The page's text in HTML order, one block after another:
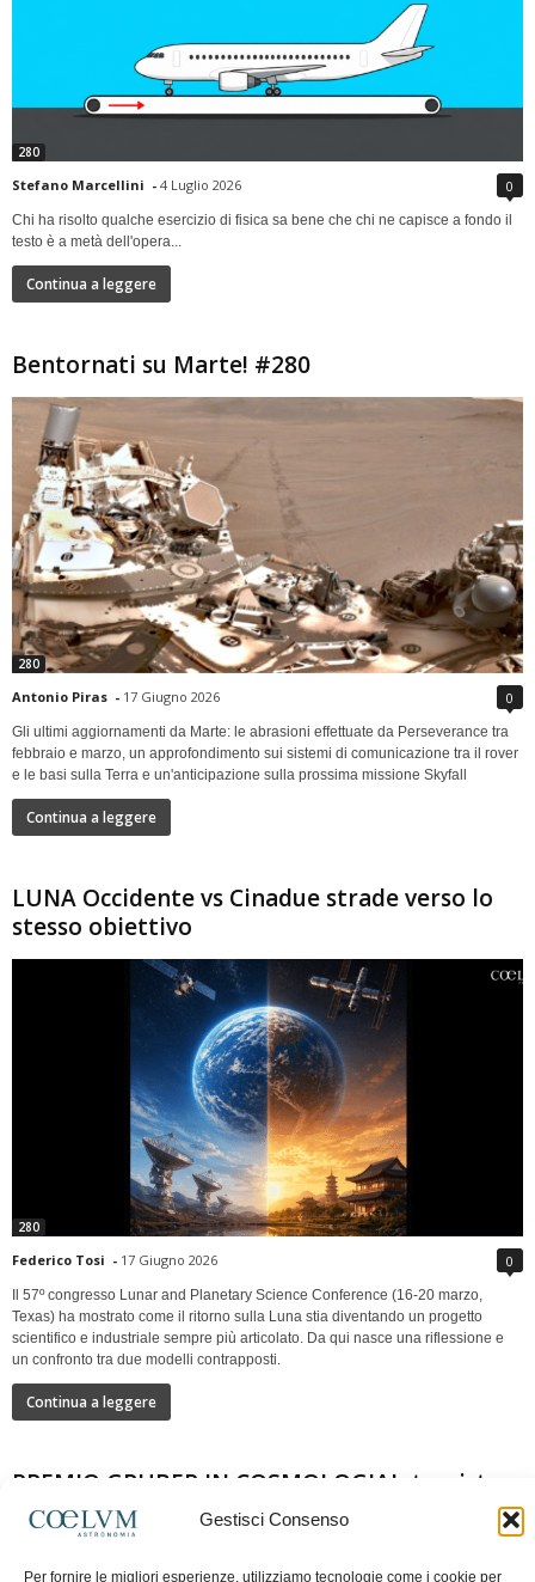
Gestisci Consenso
Per fornire le migliori esperienze, utilizziamo tecnologie come i cookie per
280
Stefano Marcellini - 4 Luglio 2026 0
Chi ha risolto qualche esercizio di fisica sa bene che chi ne capisce a fondo il
testo è a metà dell'opera...
Continua a leggere
Bentornati su Marte! #280
280
Antonio Piras - 17 Giugno 2026 0
Gli ultimi aggiornamenti da Marte: le abrasioni effettuate da Perseverance tra
febbraio e marzo, un approfondimento sui sistemi di comunicazione tra il rover
e le basi sulla Terra e un'anticipazione sulla prossima missione Skyfall
Continua a leggere
LUNA Occidente vs Cinadue strade verso lo
stesso obiettivo
280
Federico Tosi - 17 Giugno 2026 0
Il 57º congresso Lunar and Planetary Science Conference (16-20 marzo,
Texas) ha mostrato come il ritorno sulla Luna stia diventando un progetto
scientifico e industriale sempre più articolato. Da qui nasce una riflessione e
un confronto tra due modelli contrapposti.
Continua a leggere
PREMIO GRUBER IN COSMOLOGIAIntervista a
Nazzareno Mandolesi